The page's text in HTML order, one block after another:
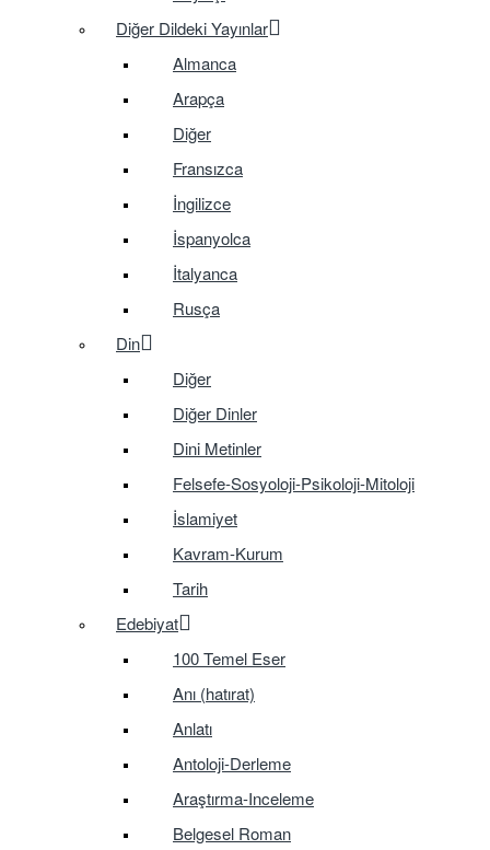
Diğer Dildeki Yayınlar
Almanca
Arapça
Diğer
Fransızca
İngilizce
İspanyolca
İtalyanca
Rusça
Din
Diğer
Diğer Dinler
Dini Metinler
Felsefe-Sosyoloji-Psikoloji-Mitoloji
İslamiyet
Kavram-Kurum
Tarih
Edebiyat
100 Temel Eser
Anı (hatırat)
Anlatı
Antoloji-Derleme
Araştırma-Inceleme
Belgesel Roman